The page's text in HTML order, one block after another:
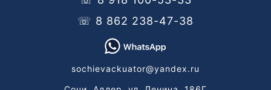
☏ 8 862 238-47-38
sochievackuator@yandex.ru